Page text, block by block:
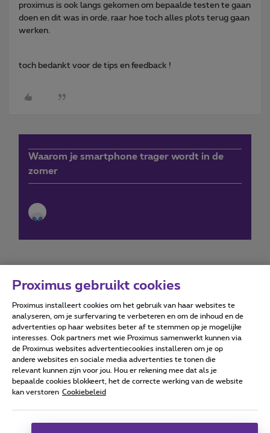
proximus is ook langs gekomen om bepaalde testen te gaan
doen en dit was in orde. raar hoe toch alles plots terug gaan
werken.
toch bedankt voor de tips en feedback !
Waarom je smartphone trager wordt in de
zomer
Forumvoorwaarden Accessibility statement
Alle rechten voorbehouden. © Proximus
Algemene voorwaarden, consumenteninfo
Proximus gebruikt cookies
Proximus installeert cookies om het gebruik van haar websites te
analyseren, om je surfervaring te verbeteren en om de inhoud en de
advertenties op haar websites beter af te stemmen op je mogelijke
interesses. Ook partners met wie Proximus samenwerkt kunnen via
de Proximus websites advertentiecookies installeren om je op
andere websites en sociale media advertenties te tonen die
relevant kunnen zijn voor jou. Hou er rekening mee dat als je
bepaalde cookies blokkeert, het de correcte werking van de website
kan verstoren Cookiebeleid